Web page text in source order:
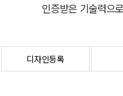
인증받은 기술력으
디자인등록